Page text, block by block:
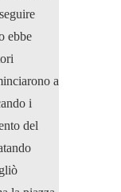
ebbe
a
i
del